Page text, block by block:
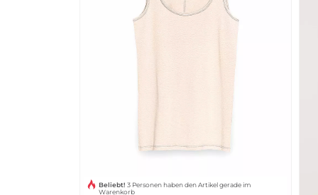
Beliebt! 3 Personen haben den Artikel gerade im
Warenkorb